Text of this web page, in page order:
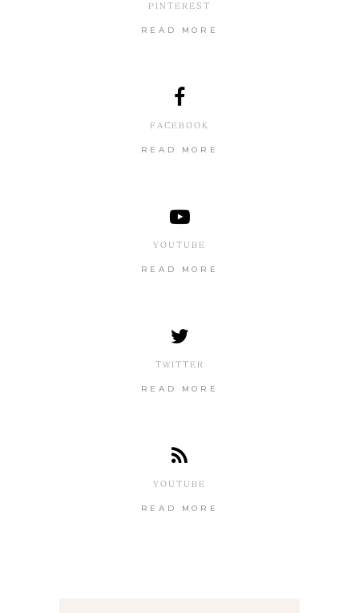
PINTEREST
READ MORE
FACEBOOK
READ MORE
YOUTUBE
READ MORE
TWITTER
READ MORE
YOUTUBE
READ MORE